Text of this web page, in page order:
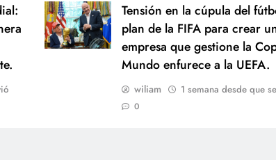
Tensión en la cúpula del
plan de la FIFA para crear
empresa que gestione la
Mundo enfurece a la UEFA.
wiliam 1 semana desde que
0